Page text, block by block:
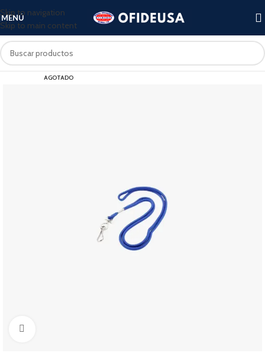
Skip to navigation
Skip to main content
MENÚ
AGOTADO